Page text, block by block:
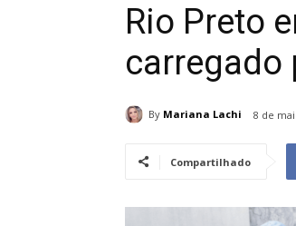
Rio Preto
carregado
By Mariana Lachi 8 de
Compartilhado